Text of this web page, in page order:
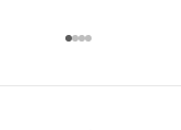
Ir al artículo 1
Ir al artículo 2
Ir al artículo 3
Ir al artículo 4